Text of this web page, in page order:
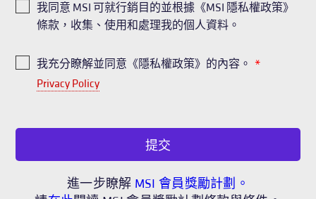
我同意 MSI 可就行銷目的並根據《MSI 隱私權政策》
條款，收集、使用和處理我的個人資料。
我充分瞭解並同意《隱私權政策》的內容。 *
Privacy Policy
提交
進一步瞭解 MSI 會員獎勵計劃。